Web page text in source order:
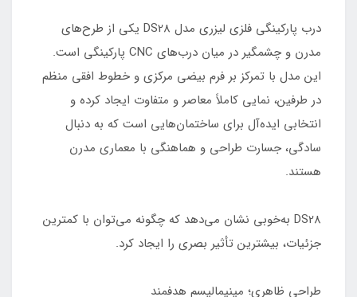
درب پارکینگی فلزی لیزری مدل DS28 یکی از طرح‌های
مدرن و چشمگیر در میان درب‌های CNC پارکینگی است.
این مدل با تمرکز بر فرم بیضی مرکزی و خطوط افقی منظم
در طرفین، نمایی کاملاً معاصر و متفاوت ایجاد کرده و
انتخابی ایده‌آل برای ساختمان‌هایی است که به دنبال
سادگی، جسارت طراحی و هماهنگی با معماری مدرن
هستند.
DS28 به‌خوبی نشان می‌دهد که چگونه می‌توان با کمترین
جزئیات، بیشترین تأثیر بصری را ایجاد کرد.
طراحی ظاهری؛ مینیمالیسم هدفمند